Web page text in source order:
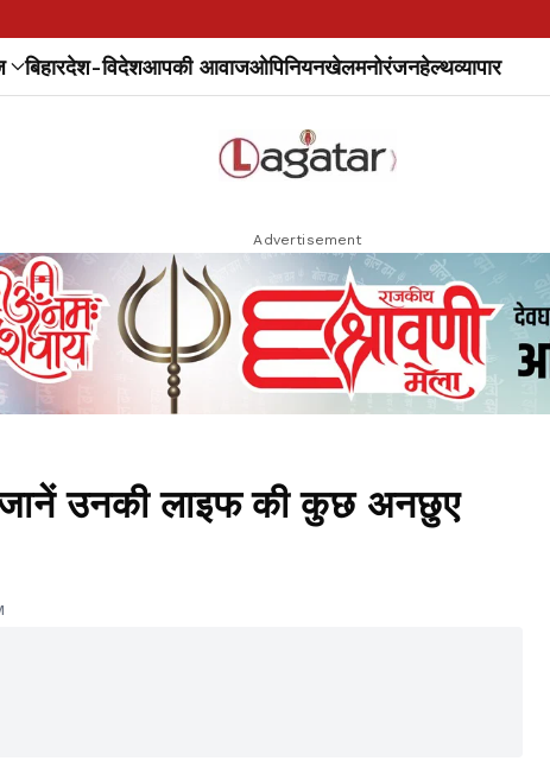
बिहारदेश-विदेशआपकी आवाजओपिनियनखेलमनोरंजनहेल्थव्यापार
Advertisement
उनकी लाइफ की कुछ अनछुए